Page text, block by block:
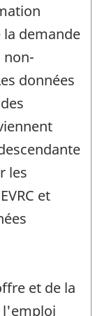
demande
non-
données
les
et
et de la
l'emploi